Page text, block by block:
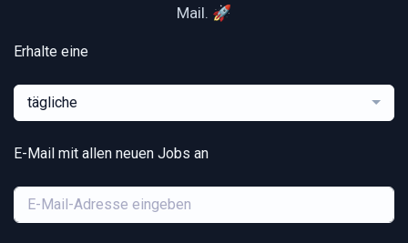
Mail. 🚀
Erhalte eine
tägliche
E-Mail mit allen neuen Jobs an